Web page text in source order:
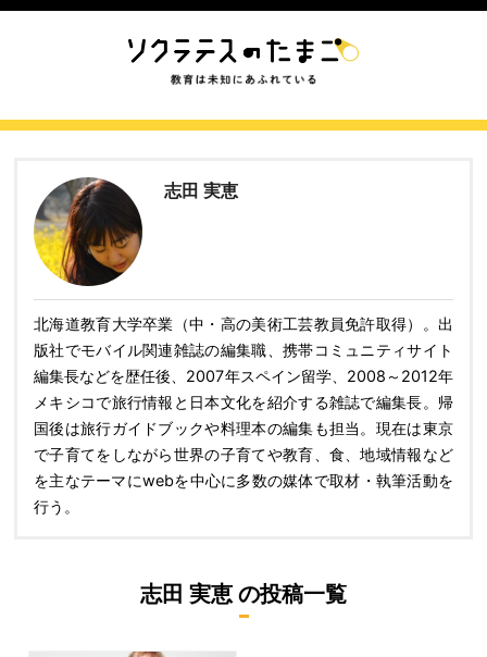
志田 実恵
北海道教育大学卒業（中・高の美術工芸教員免許取得）。出
版社でモバイル関連雑誌の編集職、携帯コミュニティサイト
編集長などを歴任後、2007年スペイン留学、2008～2012年
メキシコで旅行情報と日本文化を紹介する雑誌で編集長。帰
国後は旅行ガイドブックや料理本の編集も担当。現在は東京
で子育てをしながら世界の子育てや教育、食、地域情報など
を主なテーマにwebを中心に多数の媒体で取材・執筆活動を
行う。
志田 実恵 の投稿一覧